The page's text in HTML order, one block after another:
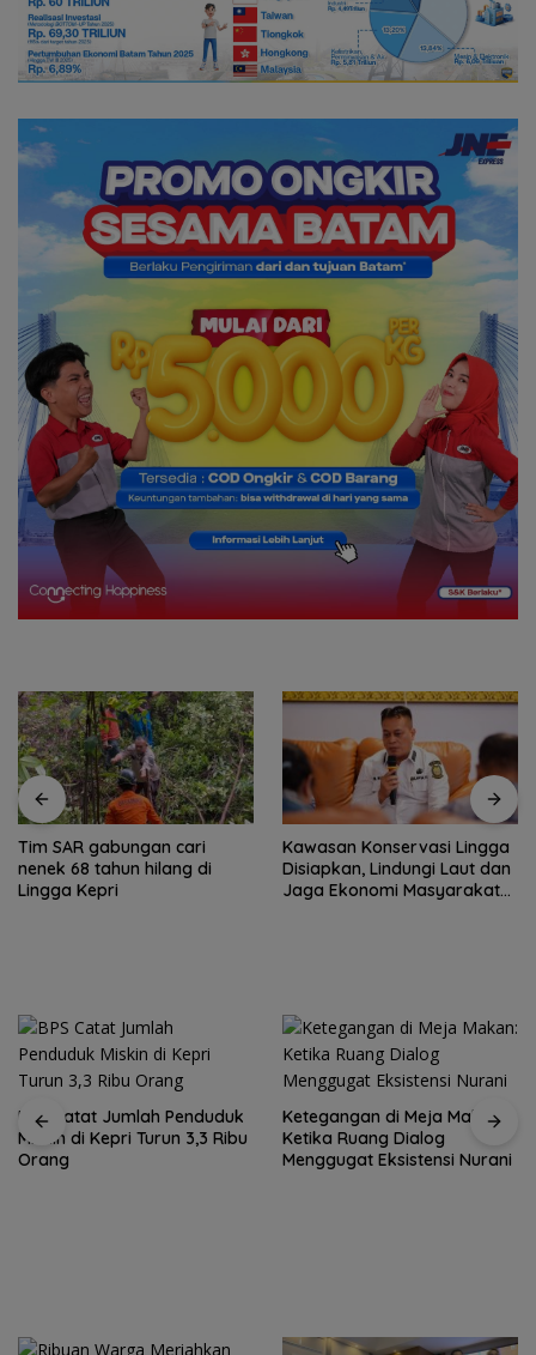
Tim SAR gabungan cari
nenek 68 tahun hilang di
Lingga Kepri
Kawasan Konservasi Lingga
Disiapkan, Lindungi Laut dan
Jaga Ekonomi Masyarakat
BPS Catat Jumlah Penduduk
Miskin di Kepri Turun 3,3 Ribu
Orang
Ketegangan di Meja Makan:
Ketika Ruang Dialog
Menggugat Eksistensi Nurani